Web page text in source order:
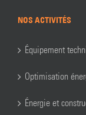
NOS ACTIVITÉS
Équipement
Optimisation
Énergie et